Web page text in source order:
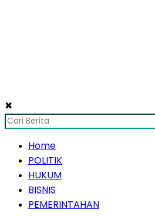
✖
Home
POLITIK
HUKUM
BISNIS
PEMERINTAHAN